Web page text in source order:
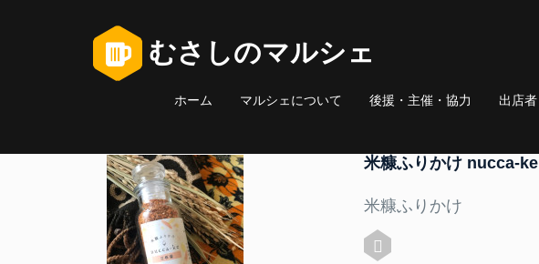
むさしのマルシェ
ホーム マルシェについて 後援・主催・協力 出店者
米糠ふりかけ nucca-ke
米糠ふりかけ